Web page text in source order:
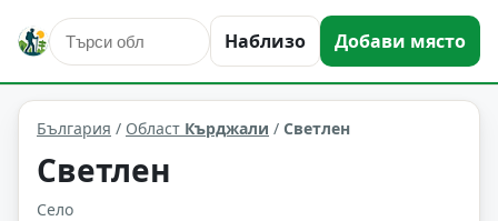
Наблизо Добави място
Светлен Област: Кърджали
България / Област Кърджали / Светлен
Светлен
Село